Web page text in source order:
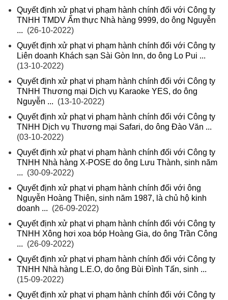
Quyết định xử phạt vi phạm hành chính đối với Công ty
TNHH TMDV Ẩm thực Nhà hàng 9999, do ông Nguyễn
... (26-10-2022)
Quyết định xử phạt vi phạm hành chính đối với Công ty
Liên doanh Khách sạn Sài Gòn Inn, do ông Lo Pui ...
(13-10-2022)
Quyết định xử phạt vi phạm hành chính đối với Công ty
TNHH Thương mại Dịch vụ Karaoke YES, do ông
Nguyễn ... (13-10-2022)
Quyết định xử phạt vi phạm hành chính đối với Công ty
TNHH Dịch vụ Thương mại Safari, do ông Đào Văn ...
(03-10-2022)
Quyết định xử phạt vi phạm hành chính đối với Công ty
TNHH Nhà hàng X-POSE do ông Lưu Thành, sinh năm
... (30-09-2022)
Quyết định xử phạt vi phạm hành chính đối với ông
Nguyễn Hoàng Thiện, sinh năm 1987, là chủ hộ kinh
doanh ... (26-09-2022)
Quyết định xử phạt vi phạm hành chính đối với Công ty
TNHH Xông hơi xoa bóp Hoàng Gia, do ông Trần Công
... (26-09-2022)
Quyết định xử phạt vi phạm hành chính đối với Công ty
TNHH Nhà hàng L.E.O, do ông Bùi Đình Tấn, sinh ...
(15-09-2022)
Quyết định xử phạt vi phạm hành chính đối với Công ty